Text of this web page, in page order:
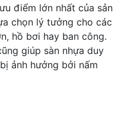
điểm lớn nhất của sản
chọn lý tưởng cho các
hồ bơi hay ban công.
giúp sàn nhựa duy
ảnh hưởng bởi nấm